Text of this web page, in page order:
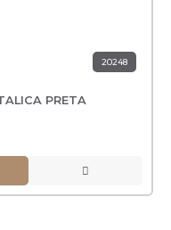
20248
PRETA